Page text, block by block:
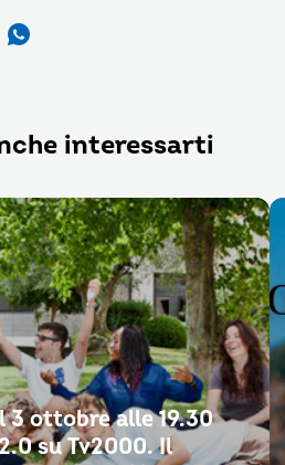
interessarti
3 ottobre alle 19.30
su Tv2000. Il